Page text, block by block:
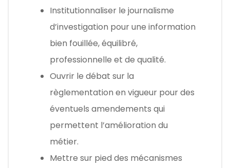
Institutionnaliser le journalisme
d’investigation pour une information
bien fouillée, équilibré,
professionnelle et de qualité.
Ouvrir le débat sur la
règlementation en vigueur pour des
éventuels amendements qui
permettent l’amélioration du
métier.
Mettre sur pied des mécanismes